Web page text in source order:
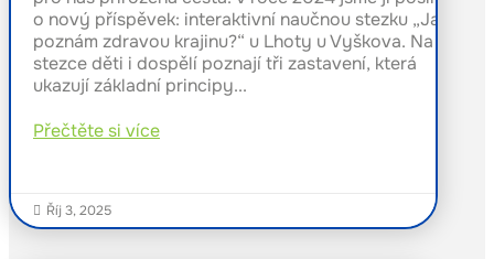
o nový příspěvek: interaktivní naučnou stezku „Jak
poznám zdravou krajinu?“ u Lhoty u Vyškova. Na
stezce děti i dospělí poznají tři zastavení, která
ukazují základní principy...
Přečtěte si více
 Říj 3, 2025